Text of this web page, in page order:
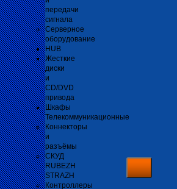
передачи
сигнала
Серверное
оборудование
HUB
Жесткие
диски
и
CD/DVD
привода
Шкафы
Телекоммуникационные
Коннекторы
и
разъёмы
СКУД
RUBEZH
STRAZH
Контроллеры